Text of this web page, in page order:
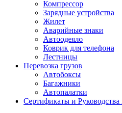
Компрессор
Зарядные устройства
Жилет
Аварийные знаки
Автоодеяло
Коврик для телефона
Лестницы
Перевозка грузов
Автобоксы
Багажники
Автопалатки
Сертификаты и